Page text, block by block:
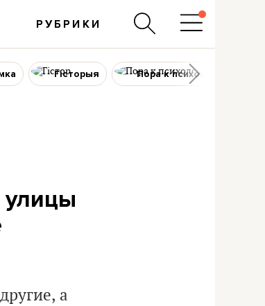
РУБРИКИ
Гісторыя Пора к психологу
улицы
а